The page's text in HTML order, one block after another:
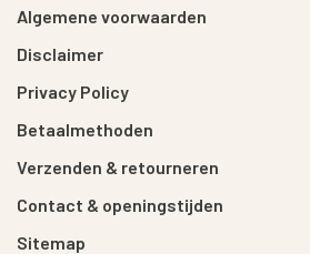
Algemene voorwaarden
Disclaimer
Privacy Policy
Betaalmethoden
Verzenden & retourneren
Contact & openingstijden
Sitemap